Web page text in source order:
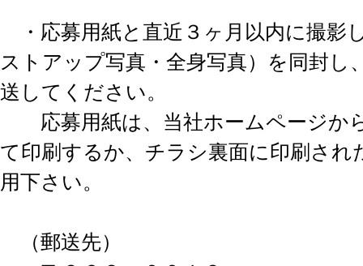
・応募用紙と直近３ヶ月以内に撮影
ストアップ写真・全身写真）を同封し
送してください。
応募用紙は、当社ホームページか
て印刷するか、チラシ裏面に印刷され
用下さい。
（郵送先）